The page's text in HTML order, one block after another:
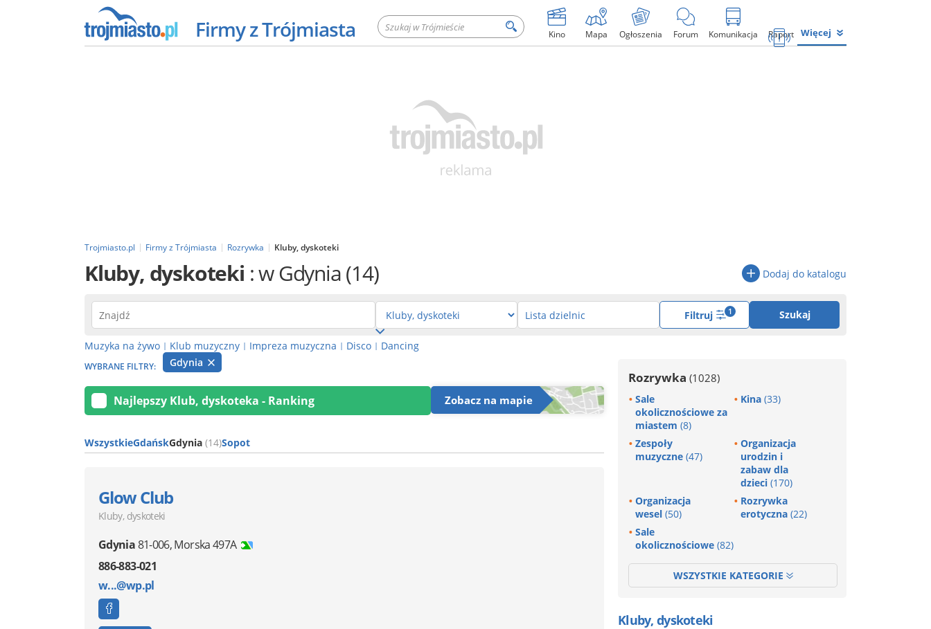
Firmy z Trójmiasta Kino Mapa Ogłoszenia Forum Komunikacja Raport Więcej
Trojmiasto.pl Firmy z Trójmiasta Rozrywka Kluby, dyskoteki
Kluby, dyskoteki : w Gdynia(14) Dodaj do katalogu
Filtruj 1 Szukaj
Muzyka na żywo | Klub muzyczny | Impreza muzyczna | Disco | Dancing
WYBRANE FILTRY: Gdynia
Najlepszy Klub, dyskoteka - Ranking Zobacz na mapie
WszystkieGdańskGdynia (14)Sopot
Glow Club
Kluby, dyskoteki
Gdynia81-006,Morska 497A
886-883-021
w...@wp.pl
Rozrywka (1028)
Sale
okolicznościowe za
miastem (8)
Kina (33)
Zespoły
muzyczne (47)
Organizacja
urodzin i
zabaw dla
dzieci (170)
Organizacja
wesel (50)
Rozrywka
erotyczna (22)
Sale
okolicznościowe (82)
WSZYSTKIE KATEGORIE
Kluby, dyskoteki